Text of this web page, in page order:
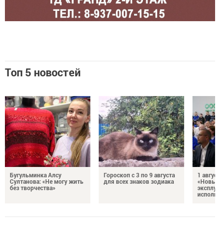
Топ 5 новостей
Бугульминка Алсу
Султанова: «Не могу жить
без творчества»
Гороскоп с 3 по 9 августа
для всех знаков зодиака
1
«Новые